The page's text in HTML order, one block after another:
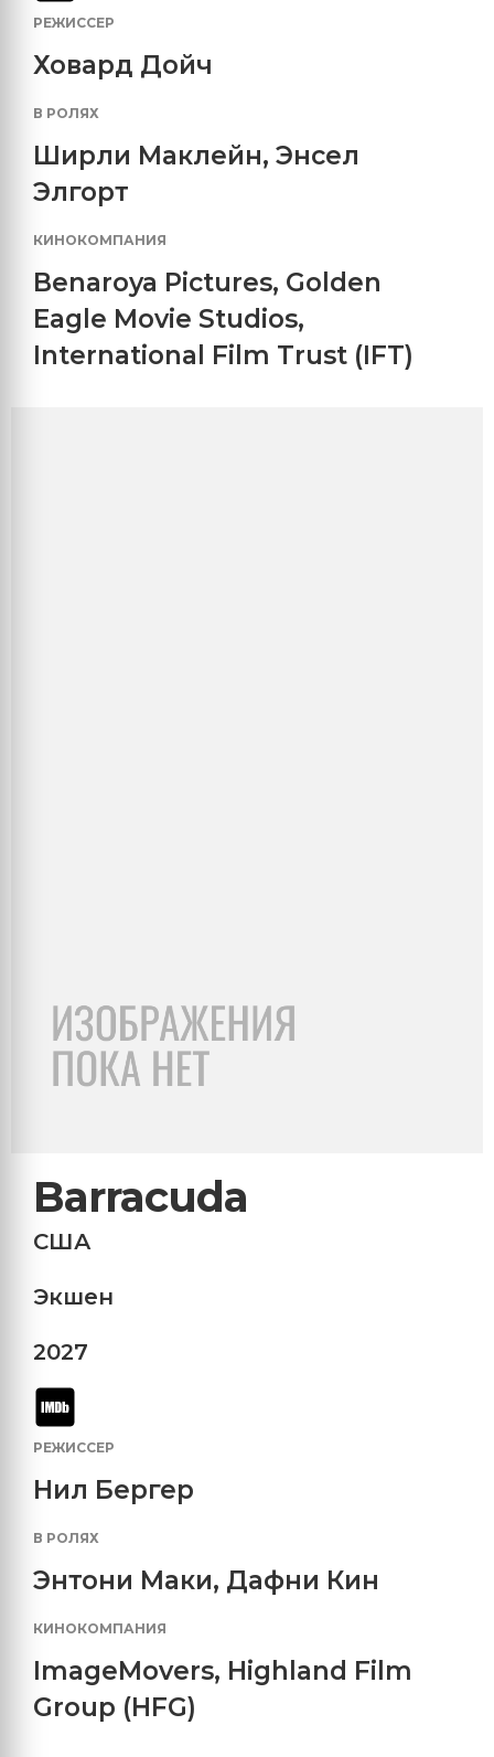
РЕЖИССЕР
Ховард Дойч
В РОЛЯХ
Ширли Маклейн, Энсел
Элгорт
КИНОКОМПАНИЯ
Benaroya Pictures, Golden
Eagle Movie Studios,
International Film Trust (IFT)
Barracuda
США
Экшен
2027
РЕЖИССЕР
Нил Бергер
В РОЛЯХ
Энтони Маки, Дафни Кин
КИНОКОМПАНИЯ
ImageMovers, Highland Film
Group (HFG)